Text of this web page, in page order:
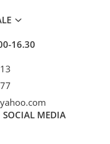
16.30
SOCIAL MEDIA